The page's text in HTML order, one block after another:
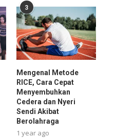
3
Mengenal Metode
RICE, Cara Cepat
Menyembuhkan
Cedera dan Nyeri
Sendi Akibat
Berolahraga
1 year ago